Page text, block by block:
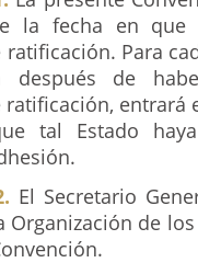
la fecha en que
Para
después de
entrará
tal Estado
El Secretario
Organización de